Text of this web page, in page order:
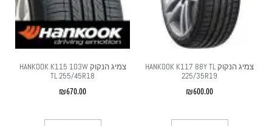
צמיג הנקוק HANKOOK K117 88Y TL
225/35R19
₪600.00
צמיג הנקוק HANKOOK K115 103W
TL 255/45R18
₪670.00